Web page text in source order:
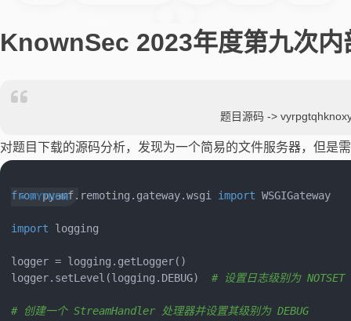
KnownSec 2023年度第九次内
题目源码 ->
对题目下载的源码分析，发现为一个简易的文件服务器，但是
from pyamf.remoting.gateway.wsgi import WSGIGateway
import logging
logger = logging.getLogger()
logger.setLevel(logging.DEBUG) # 设置日志级别为 NOTSET
# 创建一个 StreamHandler 处理器并设置其级别为 DEBUG